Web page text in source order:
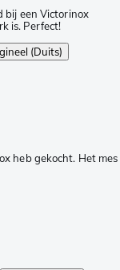
bij een Victorinox
is. Perfect!
(Duits)
heb gekocht. Het mes